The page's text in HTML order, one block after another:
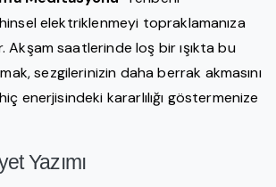
elektriklenmeyi topraklamanıza
Akşam saatlerinde loş bir ışıkta bu
sezgilerinizin daha berrak akmasını
enerjisindeki kararlılığı göstermenize
Yazımı